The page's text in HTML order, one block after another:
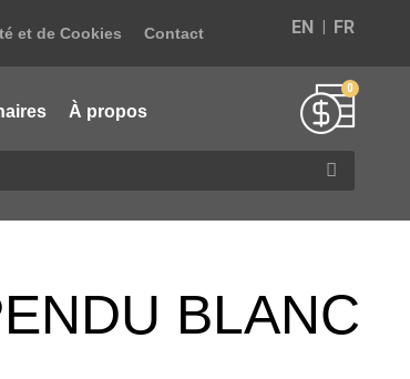
et de Cookies Contact EN FR
À propos
BLANC